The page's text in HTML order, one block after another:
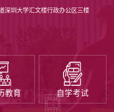
深圳大学汇文楼行政办公区三楼
教育 自学考试